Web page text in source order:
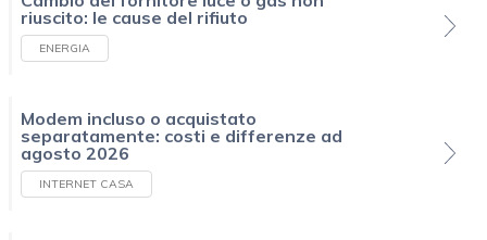
riuscito: le cause del rifiuto
ENERGIA
Modem incluso o acquistato
separatamente: costi e differenze ad
agosto 2026
INTERNET CASA